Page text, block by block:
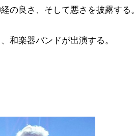
の良さ、そして悪さを披露する。
、和楽器バンドが出演する。